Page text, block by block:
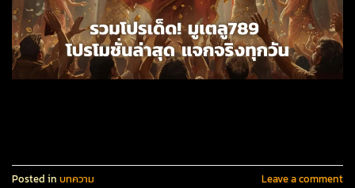
Posted in บทความ Leave a comment